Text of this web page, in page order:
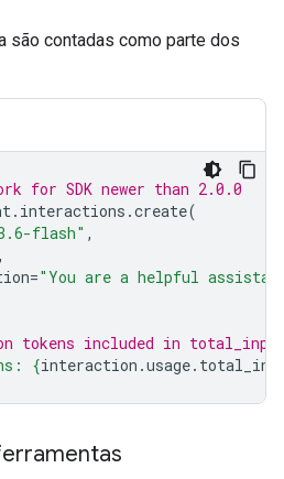
são contadas como parte dos
for SDK newer than 2.0.0
. interactions .create(
flash" ,
,
="You are a helpful
tokens included in
{interaction .usage.